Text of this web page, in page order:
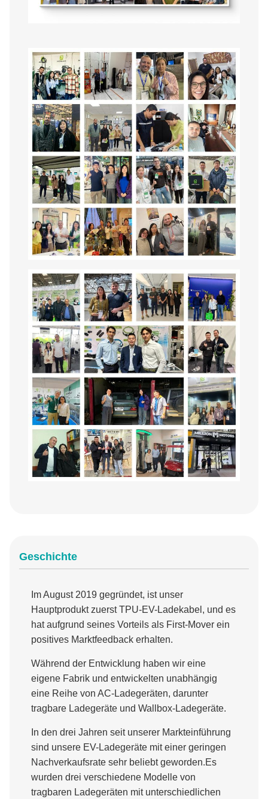
Geschichte
Im August 2019 gegründet, ist unser
Hauptprodukt zuerst TPU-EV-Ladekabel, und es
hat aufgrund seines Vorteils als First-Mover ein
positives Marktfeedback erhalten.
Während der Entwicklung haben wir eine
eigene Fabrik und entwickelten unabhängig
eine Reihe von AC-Ladegeräten, darunter
tragbare Ladegeräte und Wallbox-Ladegeräte.
In den drei Jahren seit unserer Markteinführung
sind unsere EV-Ladegeräte mit einer geringen
Nachverkaufsrate sehr beliebt geworden.Es
wurden drei verschiedene Modelle von
tragbaren Ladegeräten mit unterschiedlichen